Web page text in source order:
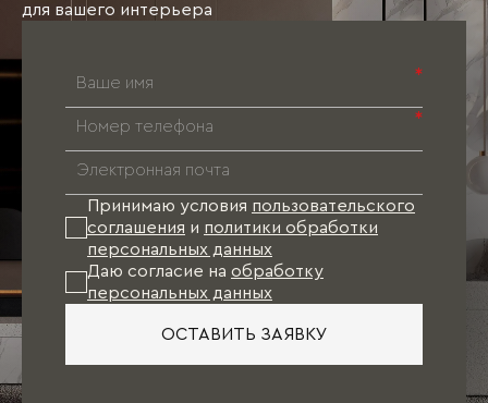
для вашего интерьера
*
*
Принимаю условия пользовательского
соглашения и политики обработки
персональных данных
Даю согласие на обработку
персональных данных
ОСТАВИТЬ ЗАЯВКУ